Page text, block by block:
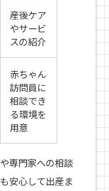
産後ケア
やサービ
スの紹介
赤ちゃん
訪問員に
相談でき
る環境を
用意
専門家への相談
安心して出産ま